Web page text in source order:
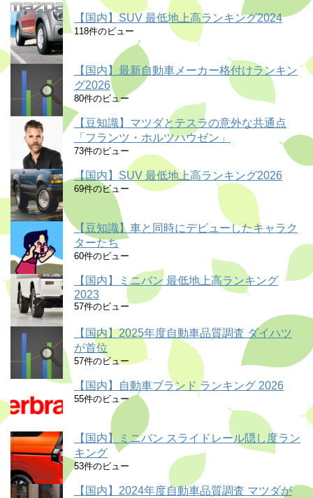
【国内】SUV 最低地上高ランキング2024
118件のビュー
【国内】最新自動車メーカー格付けランキン
グ2026
80件のビュー
【豆知識】マツダとテスラの意外な共通点
「フランツ・ホルツハウゼン」
73件のビュー
【国内】SUV 最低地上高ランキング2026
69件のビュー
【豆知識】車と同時にデビューしたキャラク
ターたち
60件のビュー
【国内】ミニバン 最低地上高ランキング
2023
57件のビュー
【国内】2025年度自動車品質調査 ダイハツ
が首位
57件のビュー
【国内】自動車ブランド ランキング 2026
55件のビュー
【国内】ミニバン スライドレール隠し度ラン
キング
53件のビュー
【国内】2024年度自動車品質調査 マツダが